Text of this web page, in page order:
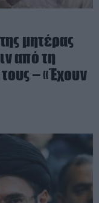
μητέρας
από τη
– «Έχουν